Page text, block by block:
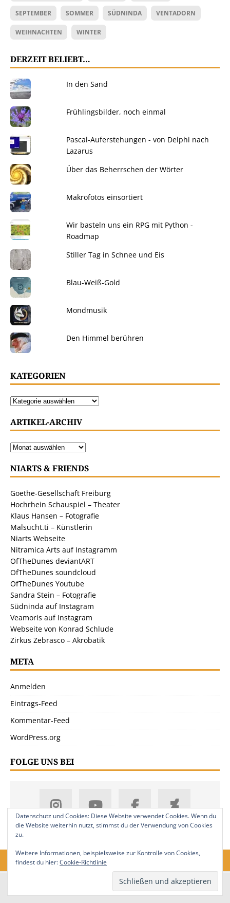
SEPTEMBER SOMMER SÜDNINDA VENTADORN
WEIHNACHTEN WINTER
DERZEIT BELIEBT…
In den Sand
Frühlingsbilder, noch einmal
Pascal-Auferstehungen - von Delphi nach
Lazarus
Über das Beherrschen der Wörter
Makrofotos einsortiert
Wir basteln uns ein RPG mit Python -
Roadmap
Stiller Tag in Schnee und Eis
Blau-Weiß-Gold
Mondmusik
Den Himmel berühren
KATEGORIEN
ARTIKEL-ARCHIV
NIARTS & FRIENDS
Goethe-Gesellschaft Freiburg
Hochrhein Schauspiel – Theater
Klaus Hansen – Fotografie
Malsucht.ti – Künstlerin
Niarts Webseite
Nitramica Arts auf Instagramm
OfTheDunes deviantART
OfTheDunes soundcloud
OfTheDunes Youtube
Sandra Stein – Fotografie
Südninda auf Instagram
Veamoris auf Instagram
Webseite von Konrad Schlude
Zirkus Zebrasco – Akrobatik
META
Anmelden
Eintrags-Feed
Kommentar-Feed
WordPress.org
FOLGE UNS BEI
18. Jahrgang. © 2008-2026 Nitramica Arts / Anastratin.de. Alle Rechte
vorbehalten.
Datenschutz und Cookies: Diese Website verwendet Cookies. Wenn du
die Website weiterhin nutzt, stimmst du der Verwendung von Cookies
zu.
Weitere Informationen, beispielsweise zur Kontrolle von Cookies,
findest du hier:Cookie-Richtlinie